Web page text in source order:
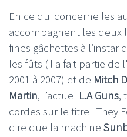
En ce qui concerne les
accompagnent les deux
fines gâchettes à l’instar
les fûts (il a fait partie de
2001 à 2007) et de Mitch
Martin, l’actuel L.A Guns,
cordes sur le titre "They
dire que la machine